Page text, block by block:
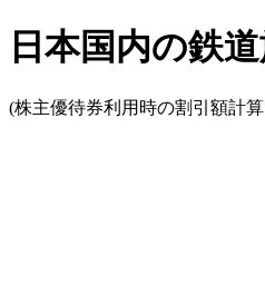
日本国内の鉄
(株主優待券利用時の割引額計